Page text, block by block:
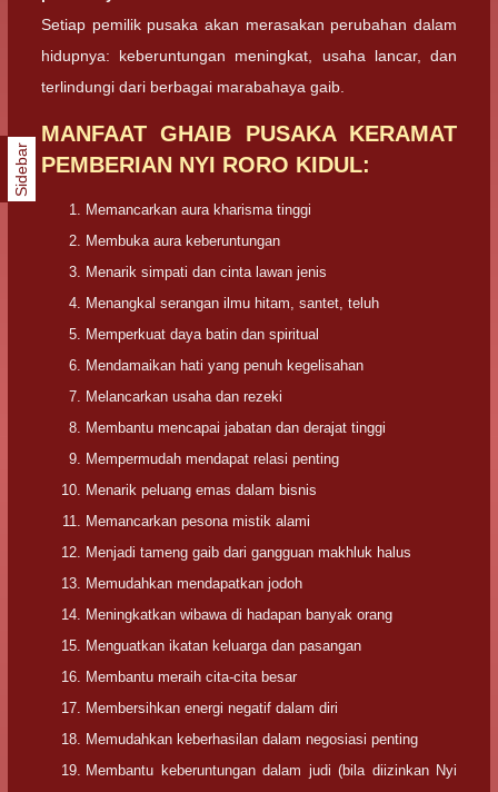
Setiap pemilik pusaka akan merasakan perubahan dalam
hidupnya: keberuntungan meningkat, usaha lancar, dan
terlindungi dari berbagai marabahaya gaib.
MANFAAT GHAIB PUSAKA KERAMAT
PEMBERIAN NYI RORO KIDUL:
Memancarkan aura kharisma tinggi
Membuka aura keberuntungan
Menarik simpati dan cinta lawan jenis
Menangkal serangan ilmu hitam, santet, teluh
Memperkuat daya batin dan spiritual
Mendamaikan hati yang penuh kegelisahan
Melancarkan usaha dan rezeki
Membantu mencapai jabatan dan derajat tinggi
Mempermudah mendapat relasi penting
Menarik peluang emas dalam bisnis
Memancarkan pesona mistik alami
Menjadi tameng gaib dari gangguan makhluk halus
Memudahkan mendapatkan jodoh
Meningkatkan wibawa di hadapan banyak orang
Menguatkan ikatan keluarga dan pasangan
Membantu meraih cita-cita besar
Membersihkan energi negatif dalam diri
Memudahkan keberhasilan dalam negosiasi penting
Membantu keberuntungan dalam judi (bila diizinkan Nyi
Sidebar